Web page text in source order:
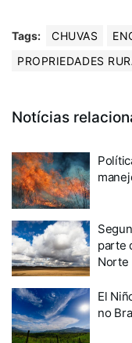
Tags: CHUVAS
PROPRIEDADES
Notícias
parte
Norte
El
no